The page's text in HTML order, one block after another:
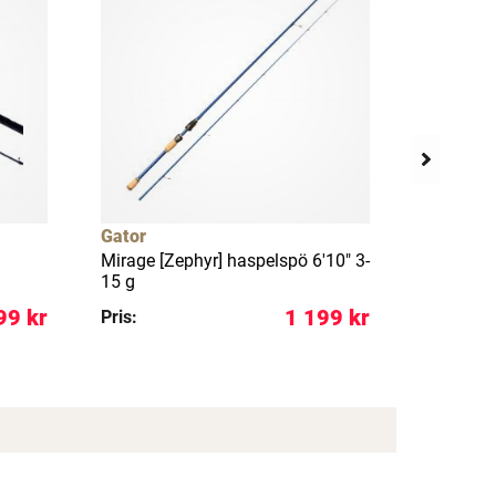
kr
Gator
Mirage [Zephyr] haspelspö 6'10" 3-
15 g
Pris:
1 199 kr